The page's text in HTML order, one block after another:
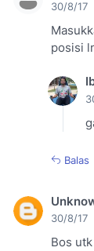
30/8/17
posisi
Balas
30/8/17
Bos